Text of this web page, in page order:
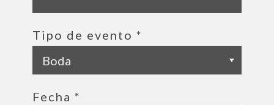
Tipo de evento *
Fecha *